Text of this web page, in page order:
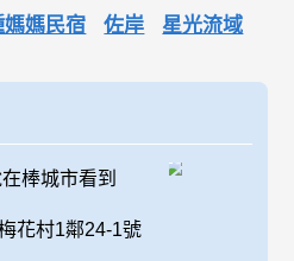
媽媽民宿 佐岸
星光流域
棒城市看到
花村1鄰24-1號